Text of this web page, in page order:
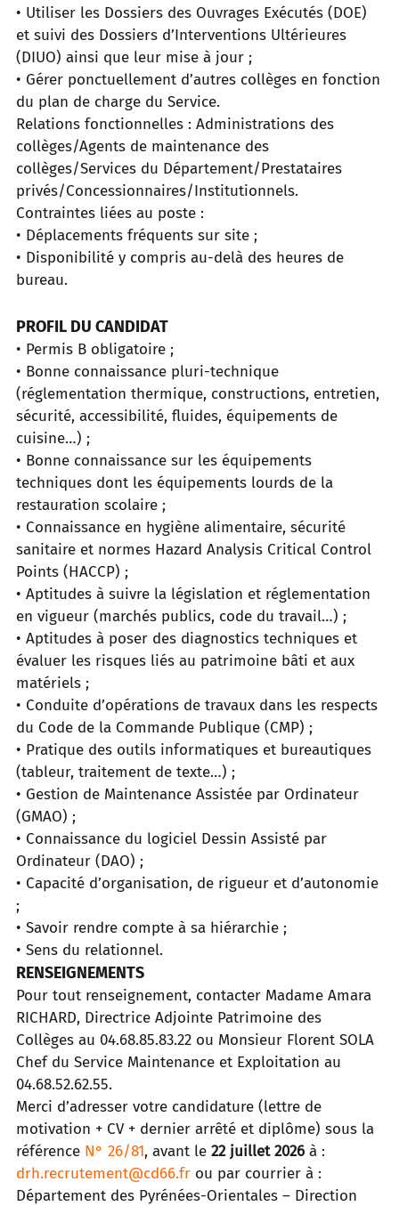
• Utiliser les Dossiers des Ouvrages Exécutés (DOE)
et suivi des Dossiers d’Interventions Ultérieures
(DIUO) ainsi que leur mise à jour ;
• Gérer ponctuellement d’autres collèges en fonction
du plan de charge du Service.
Relations fonctionnelles : Administrations des
collèges/Agents de maintenance des
collèges/Services du Département/Prestataires
privés/Concessionnaires/Institutionnels.
Contraintes liées au poste :
• Déplacements fréquents sur site ;
• Disponibilité y compris au-delà des heures de
bureau.
PROFIL DU CANDIDAT
• Permis B obligatoire ;
• Bonne connaissance pluri-technique
(réglementation thermique, constructions, entretien,
sécurité, accessibilité, fluides, équipements de
cuisine…) ;
• Bonne connaissance sur les équipements
techniques dont les équipements lourds de la
restauration scolaire ;
• Connaissance en hygiène alimentaire, sécurité
sanitaire et normes Hazard Analysis Critical Control
Points (HACCP) ;
• Aptitudes à suivre la législation et réglementation
en vigueur (marchés publics, code du travail…) ;
• Aptitudes à poser des diagnostics techniques et
évaluer les risques liés au patrimoine bâti et aux
matériels ;
• Conduite d’opérations de travaux dans les respects
du Code de la Commande Publique (CMP) ;
• Pratique des outils informatiques et bureautiques
(tableur, traitement de texte…) ;
• Gestion de Maintenance Assistée par Ordinateur
(GMAO) ;
• Connaissance du logiciel Dessin Assisté par
Ordinateur (DAO) ;
• Capacité d’organisation, de rigueur et d’autonomie
;
• Savoir rendre compte à sa hiérarchie ;
• Sens du relationnel.
RENSEIGNEMENTS
Pour tout renseignement, contacter Madame Amara
RICHARD, Directrice Adjointe Patrimoine des
Collèges au 04.68.85.83.22 ou Monsieur Florent SOLA
Chef du Service Maintenance et Exploitation au
04.68.52.62.55.
Merci d’adresser votre candidature (lettre de
motivation + CV + dernier arrêté et diplôme) sous la
référence N° 26/81, avant le 22 juillet 2026 à :
drh.recrutement@cd66.fr ou par courrier à :
Département des Pyrénées-Orientales – Direction